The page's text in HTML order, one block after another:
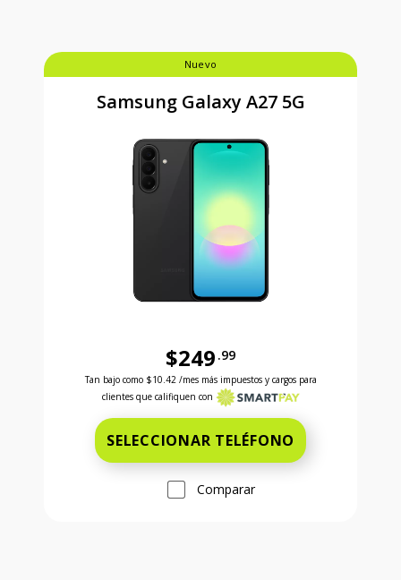
Nuevo
Samsung Galaxy A27 5G
$249 .99
Antes el precio era 249 dollars and 99 cents
Tan bajo como $10.42 /mes más impuestos y cargos para
clientes que califiquen con
SELECCIONAR TELÉFONO
Comparar